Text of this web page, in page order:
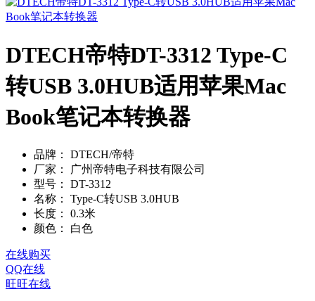
DTECH帝特DT-3312 Type-C
转USB 3.0HUB适用苹果Mac
Book笔记本转换器
品牌：
DTECH/帝特
厂家：
广州帝特电子科技有限公司
型号：
DT-3312
名称：
Type-C转USB 3.0HUB
长度：
0.3米
颜色：
白色
在线购买
QQ在线
旺旺在线